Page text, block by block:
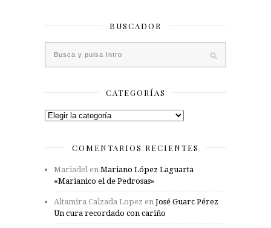
BUSCADOR
CATEGORÍAS
Categorías
COMENTARIOS RECIENTES
Mariadel en Mariano López Laguarta
«Marianico el de Pedrosas»
Altamira Calzada Lopez en José Guarc Pérez
Un cura recordado con cariño